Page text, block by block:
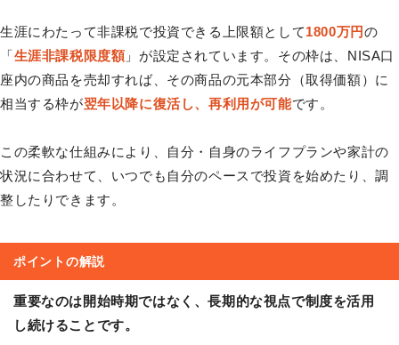
生涯にわたって非課税で投資できる上限額として1800万円の
「生涯非課税限度額」が設定されています。その枠は、NISA口
座内の商品を売却すれば、その商品の元本部分（取得価額）に
相当する枠が翌年以降に復活し、再利用が可能です。
この柔軟な仕組みにより、自分・自身のライフプランや家計の
状況に合わせて、いつでも自分のペースで投資を始めたり、調
整したりできます。
ポイントの解説
重要なのは開始時期ではなく、長期的な視点で制度を活用
し続けることです。